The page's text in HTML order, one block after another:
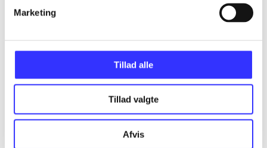
Marketing
Tillad alle
Tillad valgte
Afvis